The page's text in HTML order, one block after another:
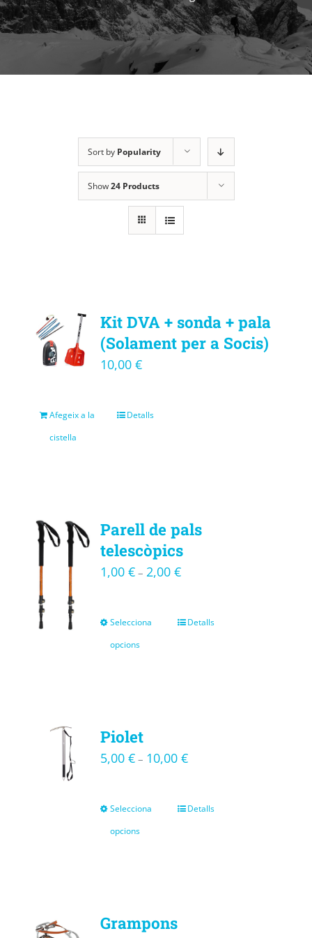
Sort by Popularity
Show24 Products
Kit DVA + sonda + pala
(Solament per a Socis)
10,00 €
Afegeix a la
cistella
Detalls
Parell de pals
telescòpics
1,00 €– 2,00 €
Selecciona
opcions
Detalls
Piolet
5,00 €– 10,00 €
Selecciona
opcions
Detalls
Grampons